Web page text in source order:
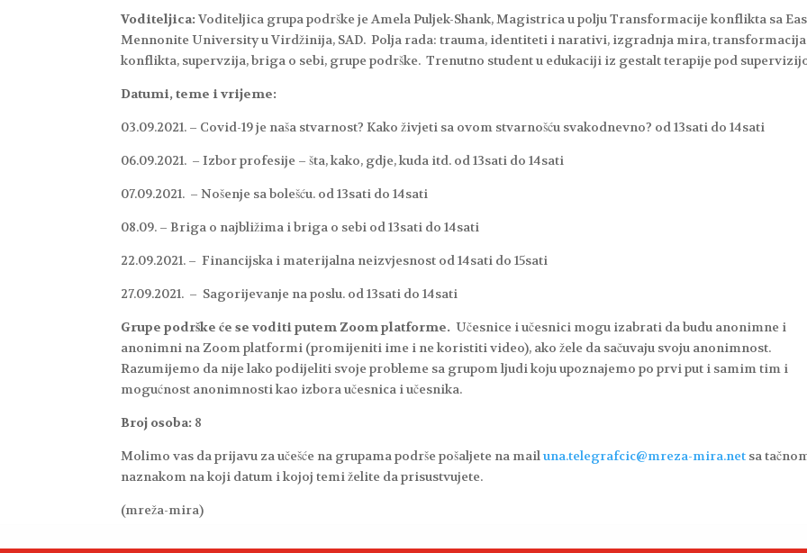
Voditeljica: Voditeljica grupa podrške je Amela Puljek-Shank, Magistrica u polju Transformacije konflikta sa
Mennonite University u Virdžinija, SAD. Polja rada: trauma, identiteti i narativi, izgradnja mira, transformacija
konflikta, supervzija, briga o sebi, grupe podrške. Trenutno student u edukaciji iz gestalt terapije pod
Datumi, teme i vrijeme:
03.09.2021. – Covid-19 je naša stvarnost? Kako živjeti sa ovom stvarnošću svakodnevno? od 13sati do 14sati
06.09.2021. – Izbor profesije – šta, kako, gdje, kuda itd. od 13sati do 14sati
07.09.2021. – Nošenje sa bolešću. od 13sati do 14sati
08.09. – Briga o najbližima i briga o sebi od 13sati do 14sati
22.09.2021. – Financijska i materijalna neizvjesnost od 14sati do 15sati
27.09.2021. – Sagorijevanje na poslu. od 13sati do 14sati
Grupe podrške će se voditi putem Zoom platforme. Učesnice i učesnici mogu izabrati da budu anonimne i
anonimni na Zoom platformi (promijeniti ime i ne koristiti video), ako žele da sačuvaju svoju anonimnost.
Razumijemo da nije lako podijeliti svoje probleme sa grupom ljudi koju upoznajemo po prvi put i samim tim i
mogućnost anonimnosti kao izbora učesnica i učesnika.
Broj osoba: 8
Molimo vas da prijavu za učešće na grupama podrše pošaljete na mailuna.telegrafcic@mreza-mira.net sa
naznakom na koji datum i kojoj temi želite da prisustvujete.
(mreža-mira)